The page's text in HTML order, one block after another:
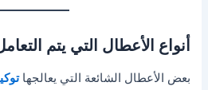
أنواع الأعطال التي يتم
بعض الأعطال الشائعة التي يعالجها